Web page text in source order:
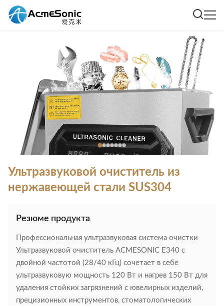
Ультразвуковой очиститель из
нержавеющей стали SUS304
Резюме продукта
Профессиональная ультразвуковая система очистки​​
Ультразвуковой очиститель ACMESONIC E340 с
двойной частотой (28/40 кГц) сочетает в себе
ультразвуковую мощность 120 Вт и нагрев 150 Вт для
удаления стойких загрязнений с ювелирных изделий,
прецизионных инструментов, стоматологических